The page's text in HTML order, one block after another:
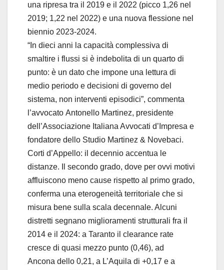
una ripresa tra il 2019 e il 2022 (picco 1,26 nel
2019; 1,22 nel 2022) e una nuova flessione nel
biennio 2023-2024.
“In dieci anni la capacità complessiva di
smaltire i flussi si è indebolita di un quarto di
punto: è un dato che impone una lettura di
medio periodo e decisioni di governo del
sistema, non interventi episodici”, commenta
l’avvocato Antonello Martinez, presidente
dell’Associazione Italiana Avvocati d’Impresa e
fondatore dello Studio Martinez & Novebaci.
Corti d’Appello: il decennio accentua le
distanze. Il secondo grado, dove per ovvi motivi
affluiscono meno cause rispetto al primo grado,
conferma una eterogeneità territoriale che si
misura bene sulla scala decennale. Alcuni
distretti segnano miglioramenti strutturali fra il
2014 e il 2024: a Taranto il clearance rate
cresce di quasi mezzo punto (0,46), ad
Ancona dello 0,21, a L’Aquila di +0,17 e a